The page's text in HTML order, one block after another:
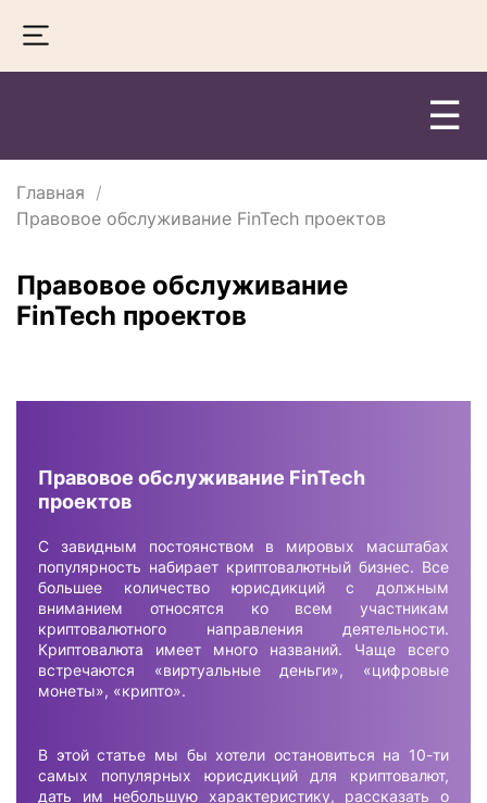
☰
Главная
Правовое обслуживание FinTech проектов
Правовое обслуживание
FinTech проектов
Правовое обслуживание FinTech
проектов
С завидным постоянством в мировых масштабах
популярность набирает криптовалютный бизнес. Все
большее количество юрисдикций с должным
вниманием относятся ко всем участникам
криптовалютного направления деятельности.
Криптовалюта имеет много названий. Чаще всего
встречаются «виртуальные деньги», «цифровые
монеты», «крипто».
В этой статье мы бы хотели остановиться на 10-ти
самых популярных юрисдикций для криптовалют,
дать им небольшую характеристику, рассказать о